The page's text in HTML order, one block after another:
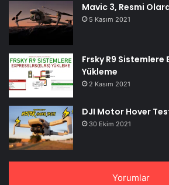
Mavic 3, Resmi
5 Kasım 2021
Frsky R9 Sistemlere
Yükleme
2 Kasım 2021
DJI Motor Hover
30 Ekim 2021
Yorumlar